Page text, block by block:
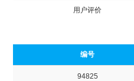
用户评价
编号
94825